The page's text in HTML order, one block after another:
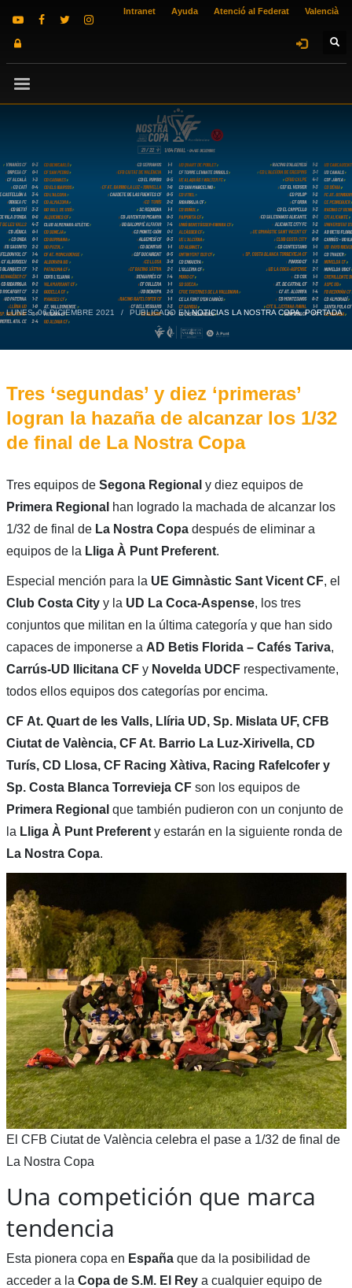
Intranet Ayuda Atenció al Federat Valencià
LUNES, 06 DICIEMBRE 2021 / PUBLICADO ENNOTICIAS LA NOSTRA COPA,PORTADA
Tres ‘segundas’ y diez ‘primeras’
logran la hazaña de alcanzar los 1/32
de final de La Nostra Copa
Tres equipos de Segona Regional y diez equipos de
Primera Regional han logrado la machada de alcanzar los
1/32 de final de La Nostra Copadespués de eliminar a
equipos de la Lliga À Punt Preferent.
Especial mención para la UE Gimnàstic Sant Vicent CF, el
Club Costa Cityy la UD La Coca-Aspense, los tres
conjuntos que militan en la última categoría y que han sido
capaces de imponerse a AD Betis Florida – Cafés Tariva,
Carrús-UD Ilicitana CFy Novelda UDCFrespectivamente,
todos ellos equipos dos categorías por encima.
CF At. Quart de les Valls, Llíria UD, Sp. Mislata UF, CFB
Ciutat de València, CF At. Barrio La Luz-Xirivella, CD
Turís, CD Llosa, CF Racing Xàtiva, Racing Rafelcofer y
Sp. Costa Blanca Torrevieja CFson los equipos de
Primera Regional que también pudieron con un conjunto de
la Lliga À Punt Preferenty estarán en la siguiente ronda de
La Nostra Copa.
El CFB Ciutat de València celebra el pase a 1/32 de final de
La Nostra Copa
Una competición que marca
tendencia
Esta pionera copa en Españaque da la posibilidad de
acceder a la Copa de S.M. El Reya cualquier equipo de